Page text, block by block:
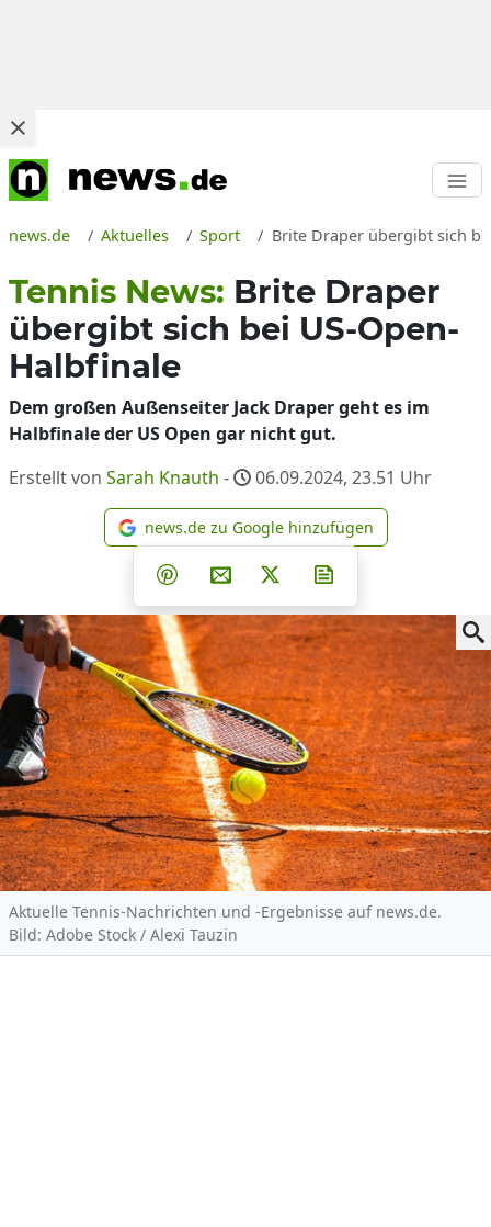
news.de Aktuelles Sport Brite Draper übergibt sich
Tennis News: Brite Draper
übergibt sich bei US-Open-
Halbfinale
Dem großen Außenseiter Jack Draper geht es im
Halbfinale der US Open gar nicht gut.
Erstellt von Sarah Knauth - 06.09.2024, 23.51 Uhr
news.de zu Google
news.de zu Google hinzufügen
Teilen auf Facebook
Teilen auf Whatsapp
Teilen auf Telegram
Teilen auf Pinterest
Per E-Mail teilen
Post auf X
Aktuelle Tennis-Nachrichten und -Ergebnisse auf news.de.
Bild: Adobe Stock / Alexi Tauzin